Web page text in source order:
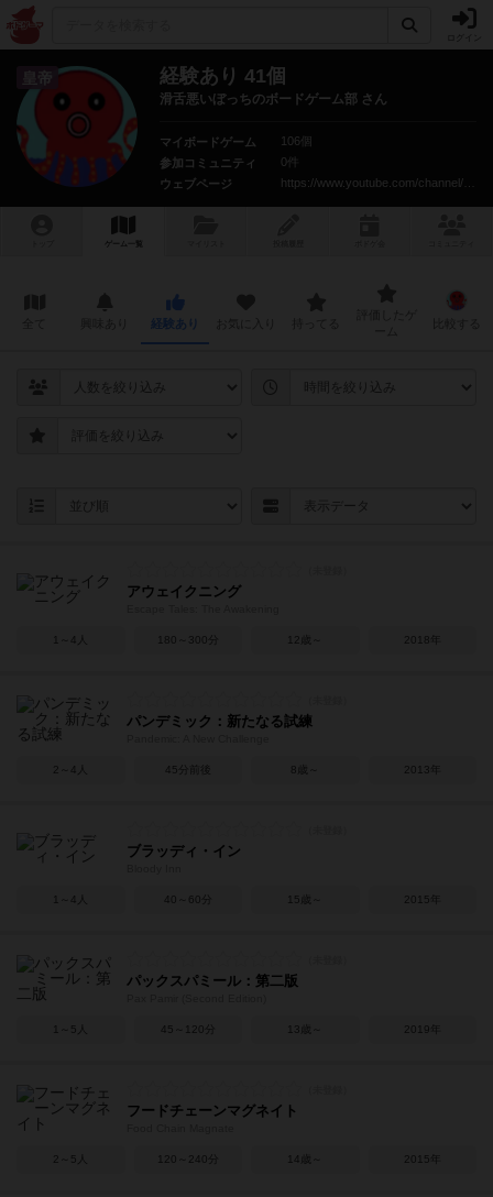
皇帝 経験あり 41個
滑舌悪いぼっちのボードゲーム部 さん
マイボードゲーム
106個
参加コミュニティ
0件
ウェブページ
ゲーム一覧
経験あり
アウェイクニング
1～4人 180～300分 12歳～ 2018年
パンデミック：新たなる試練
2～4人 45分前後 8歳～ 2013年
ブラッディ・イン
1～4人 40～60分 15歳～ 2015年
パックスパミール：第二版
1～5人 45～120分 13歳～ 2019年
フードチェーンマグネイト
2～5人 120～240分 14歳～ 2015年